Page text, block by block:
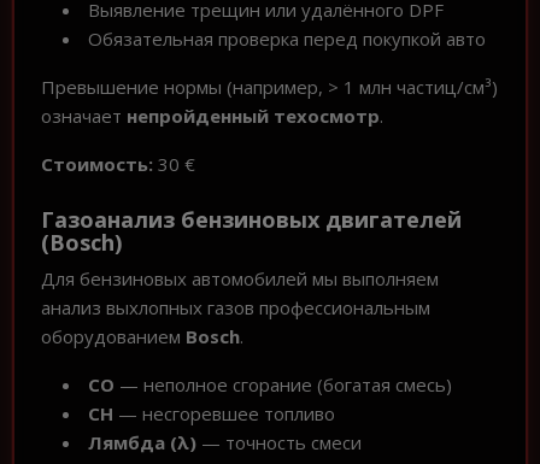
Выявление трещин или удалённого DPF
Обязательная проверка перед покупкой авто
Превышение нормы (например, > 1 млн частиц/см³)
означает непройденный техосмотр.
Стоимость: 30 €
Газоанализ бензиновых двигателей
(Bosch)
Для бензиновых автомобилей мы выполняем
анализ выхлопных газов профессиональным
оборудованием Bosch.
CO — неполное сгорание (богатая смесь)
CH — несгоревшее топливо
Лямбда (λ) — точность смеси